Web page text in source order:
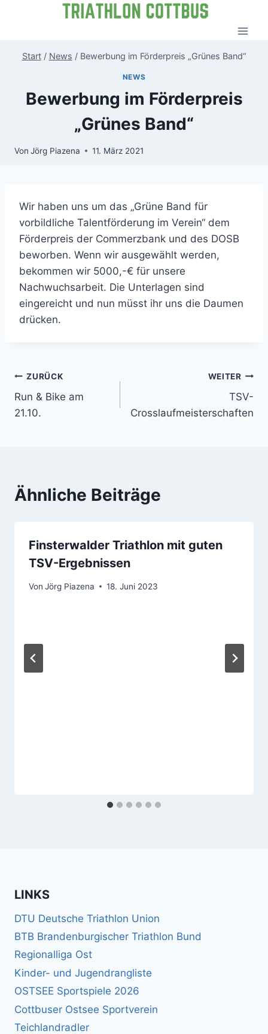
Start / News / Bewerbung im Förderpreis „Grünes Band“
NEWS
Bewerbung im Förderpreis
„Grünes Band“
Von Jörg Piazena 11. März 2021
Wir haben uns um das „Grüne Band für
vorbildliche Talentförderung im Verein“ dem
Förderpreis der Commerzbank und des DOSB
beworben. Wenn wir ausgewählt werden,
bekommen wir 5000,-€ für unsere
Nachwuchsarbeit. Die Unterlagen sind
eingereicht und nun müsst ihr uns die Daumen
drücken.
Beitragsnavigation
ZURÜCK
Run & Bike am
21.10.
WEITER
TSV-
Crosslaufmeisterschaften
Ähnliche Beiträge
Finsterwalder Triathlon mit guten
TSV-Ergebnissen
Von Jörg Piazena 18. Juni 2023
LINKS
DTU Deutsche Triathlon Union
BTB Brandenburgischer Triathlon Bund
Regionalliga Ost
Kinder- und Jugendrangliste
OSTSEE Sportspiele 2026
Cottbuser Ostsee Sportverein
Teichlandradler